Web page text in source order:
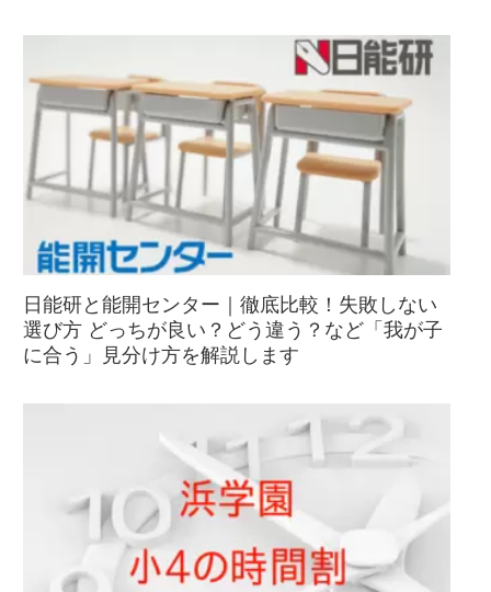
日能研と能開センター｜徹底比較！失敗しない
選び方 どっちが良い？どう違う？など「我が子
に合う」見分け方を解説します